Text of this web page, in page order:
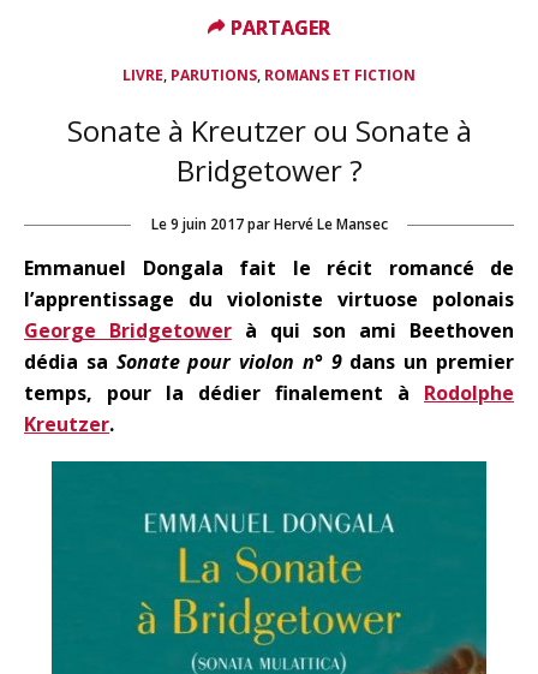
LIVRE, PARUTIONS, ROMANS ET FICTION
Sonate à Kreutzer ou Sonate à
Bridgetower ?
Le9 juin 2017 par Hervé Le Mansec
Emmanuel Dongala fait le récit romancé de
l’apprentissage du violoniste virtuose polonais
George Bridgetowerà qui son ami Beethoven
dédia sa Sonate pour violon n° 9 dans un premier
temps, pour la dédier finalement à Rodolphe
Kreutzer.
PARTAGER
PARTAGER